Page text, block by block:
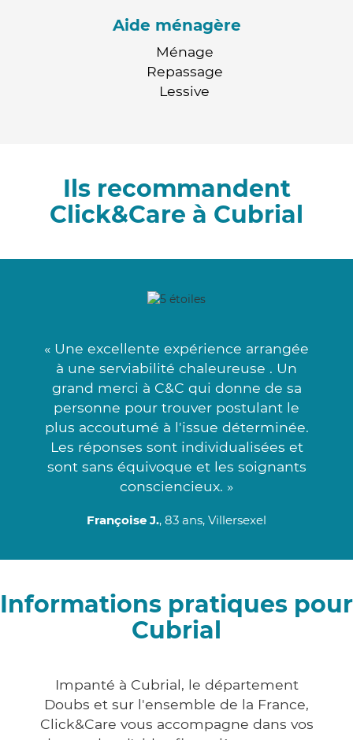
Aide ménagère
Ménage
Repassage
Lessive
Ils recommandent
Click&Care à Cubrial
« Une excellente expérience arrangée
à une serviabilité chaleureuse . Un
grand merci à C&C qui donne de sa
personne pour trouver postulant le
plus accoutumé à l'issue déterminée.
Les réponses sont individualisées et
sont sans équivoque et les soignants
consciencieux. »
Françoise J., 83 ans, Villersexel
Informations pratiques pour
Cubrial
Impanté à Cubrial, le département
Doubs et sur l'ensemble de la France,
Click&Care vous accompagne dans vos